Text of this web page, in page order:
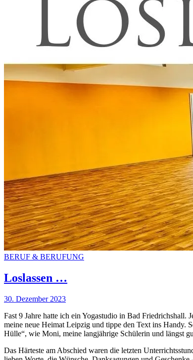
BERUF & BERUFUNG
Loslassen …
30. Dezember 2023
Fast 9 Jahre hatte ich ein Yogastudio in Bad Friedrichshall.
meine neue Heimat Leipzig und tippe den Text ins Handy.
Hülle“, wie Moni, meine langjährige Schülerin und längst
Das Härteste am Abschied waren die letzten